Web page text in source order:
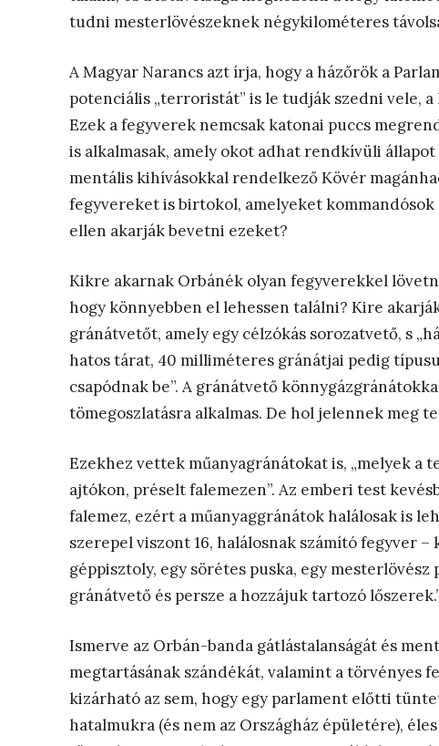
tudni mesterlövészeknek négykilométeres
A Magyar Narancs azt írja, hogy a házőrök a
potenciális „terroristát” is le tudják szedni vele,
Ezek a fegyverek nemcsak katonai puccs
is alkalmasak, amely okot adhat rendkívüli
mentális kihívásokkal rendelkező Kövér
fegyvereket is birtokol, amelyeket
ellen akarják bevetni ezeket?
Kikre akarnak Orbánék olyan fegyverekkel
hogy könnyebben el lehessen találni? Kire
gránátvetőt, amely egy célzókás sorozatvető, s
hatos tárat, 40 milliméteres gránátjai pedig
csapódnak be”. A gránátvető
tömegoszlatásra alkalmas. De hol jelennek meg
Ezekhez vettek műanyagránátokat is, „melyek
ajtókon, préselt falemezen”. Az emberi test
falemez, ezért a műanyaggránátok halálosak is
szerepel viszont 16, halálosnak számító fegyver
géppisztoly, egy sörétes puska, egy
gránátvető és persze a hozzájuk tartozó
Ismerve az Orbán-banda gátlástalanságát és
megtartásának szándékát, valamint a törvényes
kizárható az sem, hogy egy parlament előtti
hatalmukra (és nem az Országház épületére),